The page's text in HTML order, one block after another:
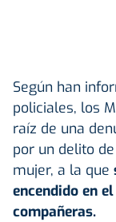
Según han
policiales, los
raíz de una
por un delito
mujer, a la que
encendido en
compañeras.